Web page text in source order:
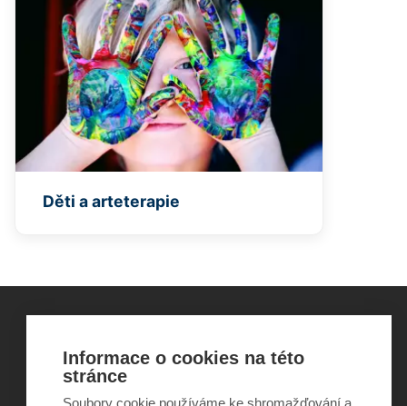
Děti a arteterapie
©Obecně prospěšná společnost Sirius, o.p.s.
Šance Dětem
Informace o cookies na této
stránce
Soubory cookie používáme ke shromažďování a